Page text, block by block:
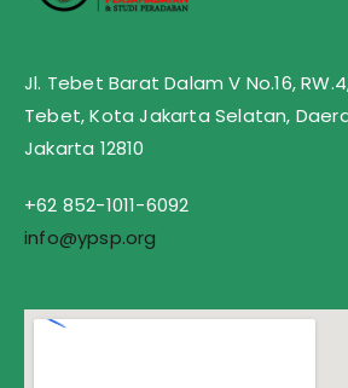
Jl. Tebet Barat Dalam V No.16,
Tebet, Kota Jakarta Selatan,
Jakarta 12810
+62 852-1011-6092
info@ypsp.org